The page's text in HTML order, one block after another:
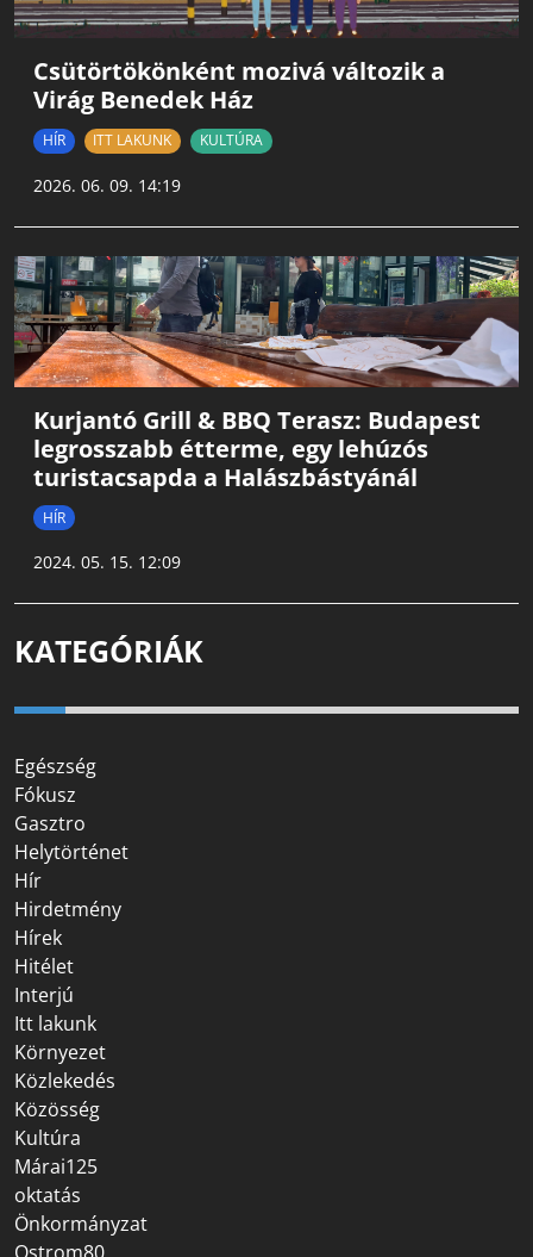
Csütörtökönként mozivá változik a
Virág Benedek Ház
HÍR ITT LAKUNK KULTÚRA
2026. 06. 09. 14:19
Kurjantó Grill & BBQ Terasz: Budapest
legrosszabb étterme, egy lehúzós
turistacsapda a Halászbástyánál
HÍR
2024. 05. 15. 12:09
KATEGÓRIÁK
Egészség
Fókusz
Gasztro
Helytörténet
Hír
Hirdetmény
Hírek
Hitélet
Interjú
Itt lakunk
Környezet
Közlekedés
Közösség
Kultúra
Márai125
oktatás
Önkormányzat